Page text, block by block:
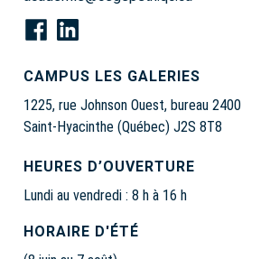
CAMPUS LES GALERIES
1225, rue Johnson Ouest, bureau 2400
Saint-Hyacinthe (Québec) J2S 8T8
HEURES D’OUVERTURE
Lundi au vendredi : 8 h à 16 h
HORAIRE D'ÉTÉ